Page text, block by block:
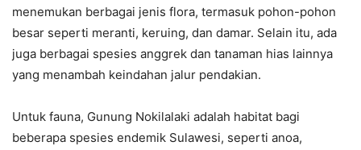
menemukan berbagai jenis flora, termasuk pohon-pohon
besar seperti meranti, keruing, dan damar. Selain itu, ada
juga berbagai spesies anggrek dan tanaman hias lainnya
yang menambah keindahan jalur pendakian.
Untuk fauna, Gunung Nokilalaki adalah habitat bagi
beberapa spesies endemik Sulawesi, seperti anoa,